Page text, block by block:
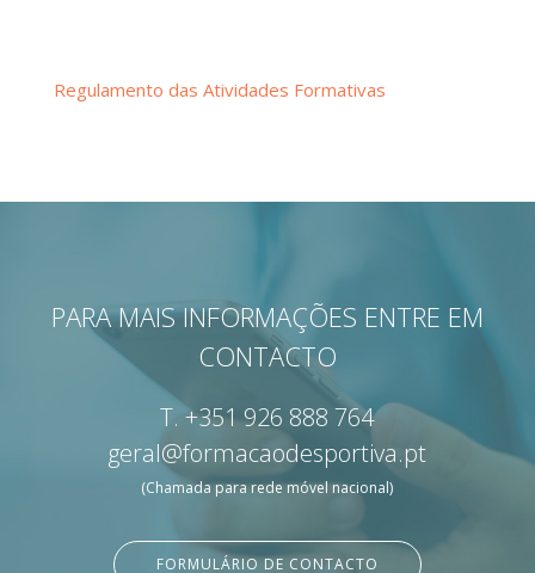
Regulamento das Atividades Formativas
PARA MAIS INFORMAÇÕES ENTRE EM
CONTACTO
T.+351 926 888 764
geral@formacaodesportiva.pt
(Chamada para rede móvel nacional)
FORMULÁRIO DE CONTACTO